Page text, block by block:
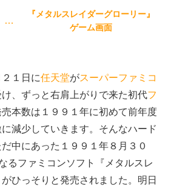
…
『メタルスレイダーグローリー』
ゲーム画面
１日に任天堂がスーパーファミコ
、ずっと右肩上がりで来た初代フ
売本数は１９９１年に初めて前年度
減少していきます。そんなハード
中にあった１９９１年８月３０
るファミコンソフト『メタルスレ
ひっそりと発売されました。明日